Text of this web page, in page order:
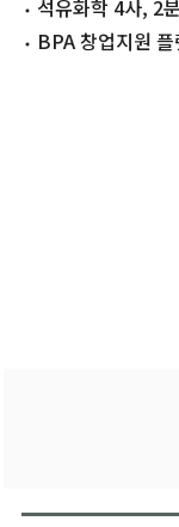
어'[개장시황]
석유화학 4사, 2
수 BPA 창업지원